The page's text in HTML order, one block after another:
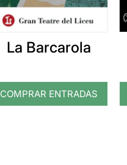
La Barcarola
COMPRAR ENTRADAS